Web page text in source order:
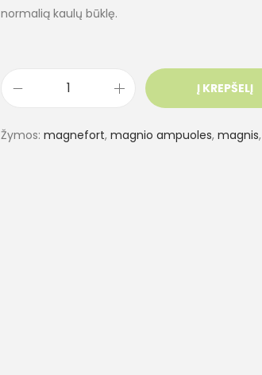
normalią kaulų būklę.
Į KREPŠELĮ
Žymos: magnefort, magnio ampuoles, magnis,